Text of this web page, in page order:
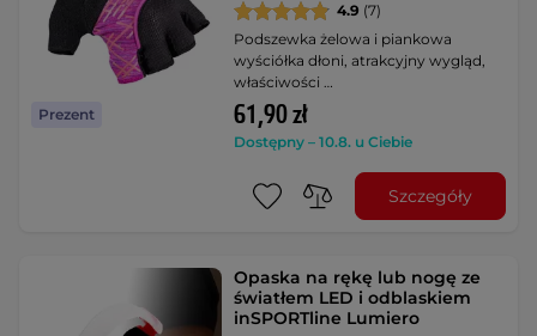
Prezent
4.9 (7)
Podszewka żelowa i piankowa
wyściółka dłoni, atrakcyjny wygląd,
właściwości …
61,90 zł
Dostępny – 10.8. u Ciebie
Szczegóły
Opaska na rękę lub nogę ze
światłem LED i odblaskiem
inSPORTline Lumiero